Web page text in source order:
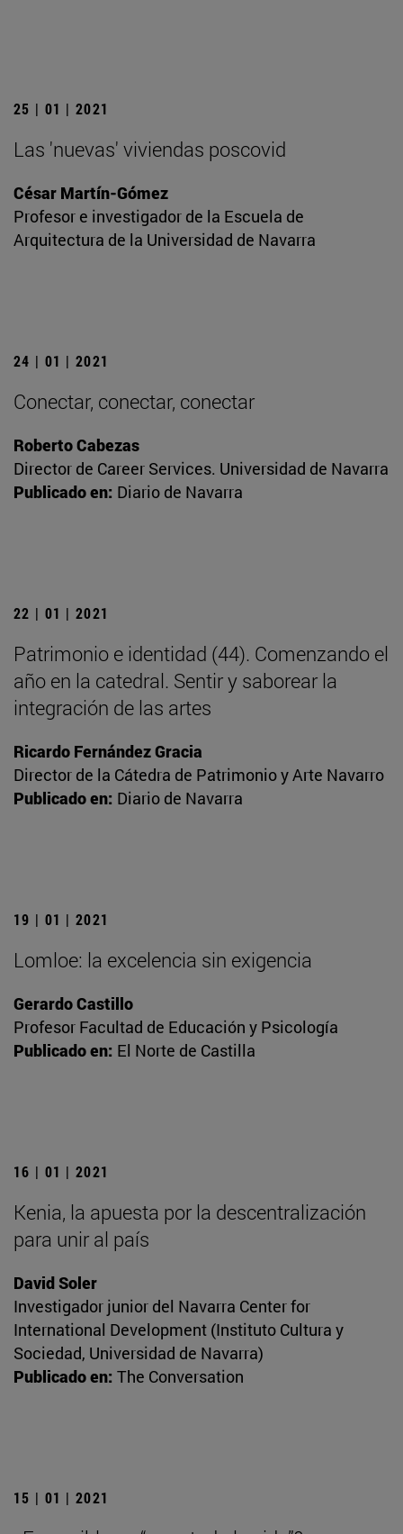
25 | 01 | 2021
Las 'nuevas' viviendas poscovid
César Martín-Gómez
Profesor e investigador de la Escuela de
Arquitectura de la Universidad de Navarra
24 | 01 | 2021
Conectar, conectar, conectar
Roberto Cabezas
Director de Career Services. Universidad de Navarra
Publicado en: Diario de Navarra
22 | 01 | 2021
Patrimonio e identidad (44). Comenzando el
año en la catedral. Sentir y saborear la
integración de las artes
Ricardo Fernández Gracia
Director de la Cátedra de Patrimonio y Arte Navarro
Publicado en: Diario de Navarra
19 | 01 | 2021
Lomloe: la excelencia sin exigencia
Gerardo Castillo
Profesor Facultad de Educación y Psicología
Publicado en: El Norte de Castilla
16 | 01 | 2021
Kenia, la apuesta por la descentralización
para unir al país
David Soler
Investigador junior del Navarra Center for
International Development (Instituto Cultura y
Sociedad, Universidad de Navarra)
Publicado en: The Conversation
15 | 01 | 2021